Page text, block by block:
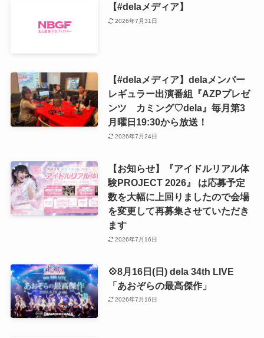
【#delaメディア】
2026年7月31日
【#delaメディア】delaメンバー
レギュラー出演番組『AZPプレゼ
ンツ カミング♡dela』毎月第3
月曜日19:30から放送！
2026年7月24日
【お知らせ】『アイドルリアル体
験PROJECT 2026』 は応募予定
数を大幅に上回りましたので会場
を変更して再募集させていただき
ます
2026年7月16日
💠8月16日(日) dela 34th LIVE
「あおぞらの最高傑作」
2026年7月16日